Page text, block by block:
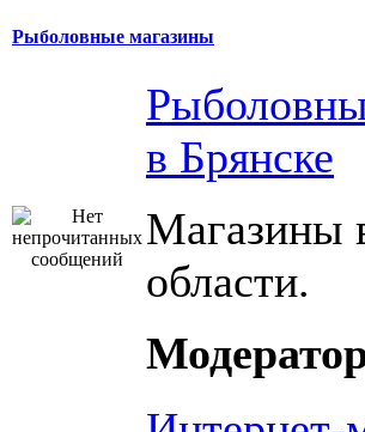
Рыболовные магазины
в Брянске
Магазины
области.